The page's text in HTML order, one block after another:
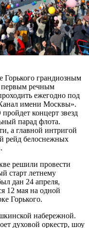
Горького грандиозным
первым речным
ежегодно под
имени Москвы».
концерт звезд
парад флота.
а главной интригой
рейд белоснежных
решили провести
старт летнему
дан 24 апреля,
12 мая на одной
Горького.
набережной.
духовой оркестр, шоу